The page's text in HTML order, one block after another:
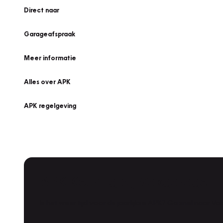
Direct naar
Garageafspraak
Meer informatie
Alles over APK
APK regelgeving